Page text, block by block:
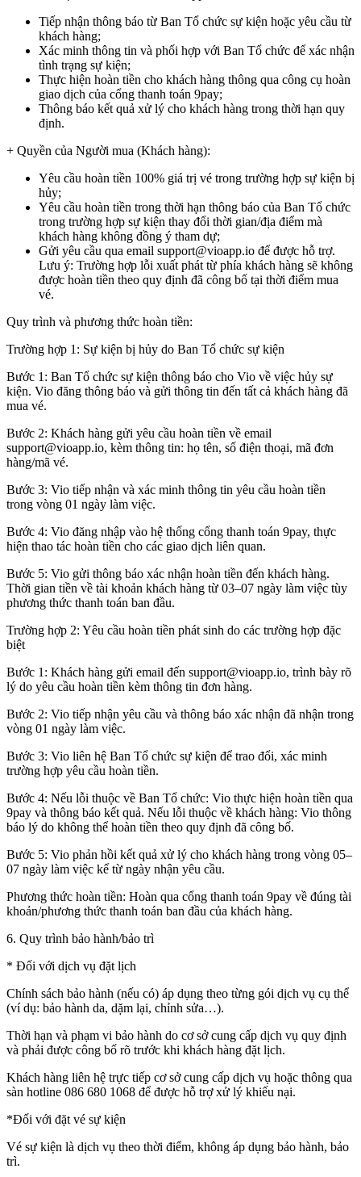
Tiếp nhận thông báo từ Ban Tổ chức sự kiện hoặc yêu cầu từ
khách hàng;
Xác minh thông tin và phối hợp với Ban Tổ chức để xác nhận
tình trạng sự kiện;
Thực hiện hoàn tiền cho khách hàng thông qua công cụ hoàn
giao dịch của cổng thanh toán 9pay;
Thông báo kết quả xử lý cho khách hàng trong thời hạn quy
định.
+ Quyền của Người mua (Khách hàng):
Yêu cầu hoàn tiền 100% giá trị vé trong trường hợp sự kiện bị
hủy;
Yêu cầu hoàn tiền trong thời hạn thông báo của Ban Tổ chức
trong trường hợp sự kiện thay đổi thời gian/địa điểm mà
khách hàng không đồng ý tham dự;
Gửi yêu cầu qua email support@vioapp.io để được hỗ trợ.
Lưu ý: Trường hợp lỗi xuất phát từ phía khách hàng sẽ không
được hoàn tiền theo quy định đã công bố tại thời điểm mua
vé.
Quy trình và phương thức hoàn tiền:
Trường hợp 1: Sự kiện bị hủy do Ban Tổ chức sự kiện
Bước 1: Ban Tổ chức sự kiện thông báo cho Vio về việc hủy sự
kiện. Vio đăng thông báo và gửi thông tin đến tất cả khách hàng đã
mua vé.
Bước 2: Khách hàng gửi yêu cầu hoàn tiền về email
support@vioapp.io, kèm thông tin: họ tên, số điện thoại, mã đơn
hàng/mã vé.
Bước 3: Vio tiếp nhận và xác minh thông tin yêu cầu hoàn tiền
trong vòng 01 ngày làm việc.
Bước 4: Vio đăng nhập vào hệ thống cổng thanh toán 9pay, thực
hiện thao tác hoàn tiền cho các giao dịch liên quan.
Bước 5: Vio gửi thông báo xác nhận hoàn tiền đến khách hàng.
Thời gian tiền về tài khoản khách hàng từ 03–07 ngày làm việc tùy
phương thức thanh toán ban đầu.
Trường hợp 2: Yêu cầu hoàn tiền phát sinh do các trường hợp đặc
biệt
Bước 1: Khách hàng gửi email đến support@vioapp.io, trình bày rõ
lý do yêu cầu hoàn tiền kèm thông tin đơn hàng.
Bước 2: Vio tiếp nhận yêu cầu và thông báo xác nhận đã nhận trong
vòng 01 ngày làm việc.
Bước 3: Vio liên hệ Ban Tổ chức sự kiện để trao đổi, xác minh
trường hợp yêu cầu hoàn tiền.
Bước 4: Nếu lỗi thuộc về Ban Tổ chức: Vio thực hiện hoàn tiền qua
9pay và thông báo kết quả. Nếu lỗi thuộc về khách hàng: Vio thông
báo lý do không thể hoàn tiền theo quy định đã công bố.
Bước 5: Vio phản hồi kết quả xử lý cho khách hàng trong vòng 05–
07 ngày làm việc kể từ ngày nhận yêu cầu.
Phương thức hoàn tiền: Hoàn qua cổng thanh toán 9pay về đúng tài
khoản/phương thức thanh toán ban đầu của khách hàng.
6. Quy trình bảo hành/bảo trì
* Đối với dịch vụ đặt lịch
Chính sách bảo hành (nếu có) áp dụng theo từng gói dịch vụ cụ thể
(ví dụ: bảo hành da, dặm lại, chỉnh sửa…).
Thời hạn và phạm vi bảo hành do cơ sở cung cấp dịch vụ quy định
và phải được công bố rõ trước khi khách hàng đặt lịch.
Khách hàng liên hệ trực tiếp cơ sở cung cấp dịch vụ hoặc thông qua
sàn hotline 086 680 1068 để được hỗ trợ xử lý khiếu nại.
*Đối với đặt vé sự kiện
Vé sự kiện là dịch vụ theo thời điểm, không áp dụng bảo hành, bảo
trì.